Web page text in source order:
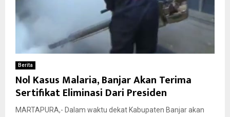
Berita
Nol Kasus Malaria, Banjar Akan Terima
Sertifikat Eliminasi Dari Presiden
MARTAPURA,- Dalam waktu dekat Kabupaten Banjar akan